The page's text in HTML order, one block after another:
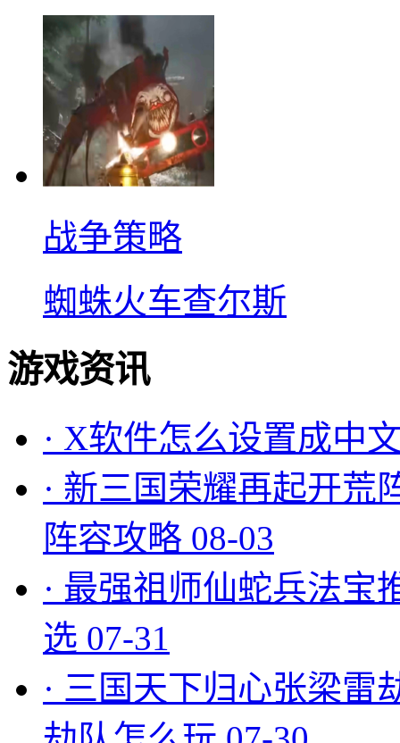
战争策略
蜘蛛火车查尔斯
游戏资讯
· X软件怎么设置成中
· 新三国荣耀再起开荒
阵容攻略 08-03
· 最强祖师仙蛇兵法宝
选 07-31
· 三国天下归心张梁雷